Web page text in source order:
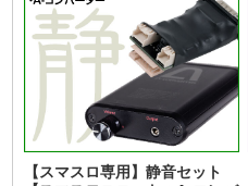
【スマスロ専用】静音セット